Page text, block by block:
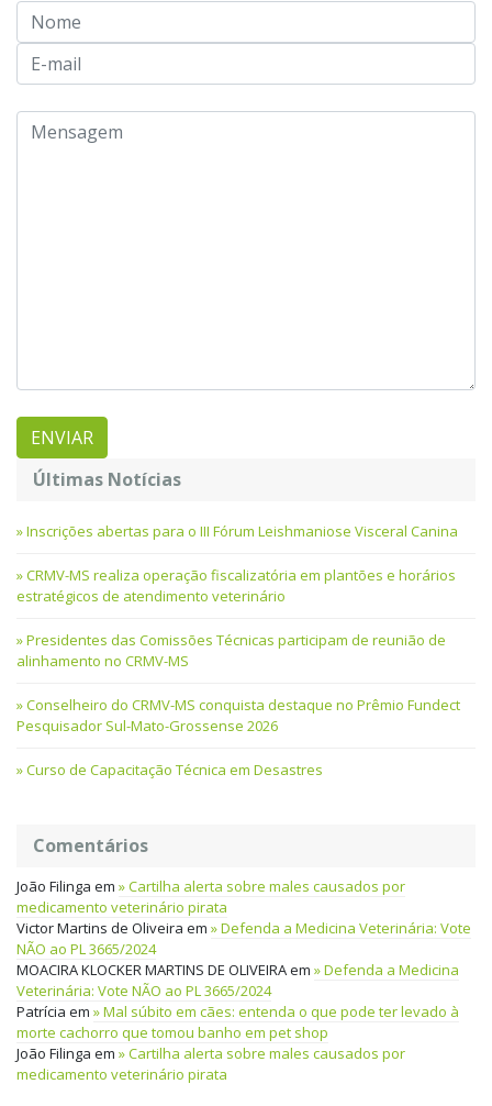
Últimas Notícias
Inscrições abertas para o III Fórum Leishmaniose Visceral Canina
CRMV-MS realiza operação fiscalizatória em plantões e horários
estratégicos de atendimento veterinário
Presidentes das Comissões Técnicas participam de reunião de
alinhamento no CRMV-MS
Conselheiro do CRMV-MS conquista destaque no Prêmio Fundect
Pesquisador Sul-Mato-Grossense 2026
Curso de Capacitação Técnica em Desastres
Comentários
João Filinga em
Cartilha alerta sobre males causados por
medicamento veterinário pirata
Victor Martins de Oliveira em
Defenda a Medicina Veterinária: Vote
NÃO ao PL 3665/2024
MOACIRA KLOCKER MARTINS DE OLIVEIRAem
Defenda a Medicina
Veterinária: Vote NÃO ao PL 3665/2024
Patrícia em
Mal súbito em cães: entenda o que pode ter levado à
morte cachorro que tomou banho em pet shop
João Filinga em
Cartilha alerta sobre males causados por
medicamento veterinário pirata